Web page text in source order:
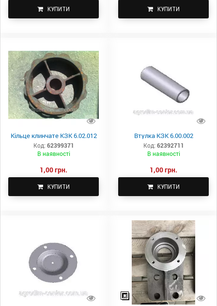
КУПИТИ КУПИТИ
Кільце клинчате КЗК 6.02.012
Код: 62399371
В наявності
1,00 грн.
КУПИТИ
Втулка КЗК 6.00.002
Код: 62392711
В наявності
1,00 грн.
КУПИТИ